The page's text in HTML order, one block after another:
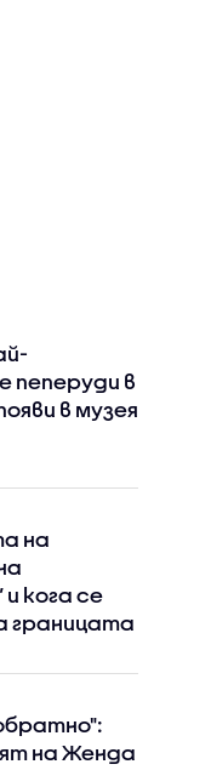
пеперуди в
в музея
на
и кога се
границата
на Женда